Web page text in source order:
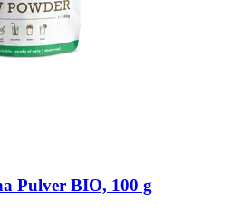
Pulver BIO, 100 g